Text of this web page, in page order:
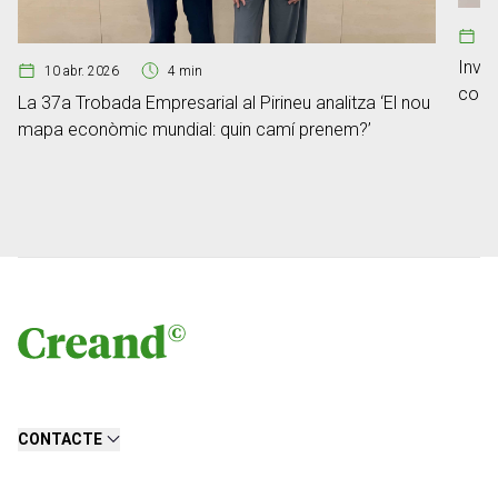
10 abr. 2026 4 min
La 37a Trobada Empresarial al Pirineu analitza ‘El nou
mapa econòmic mundial: quin camí prenem?’
CONTACTE